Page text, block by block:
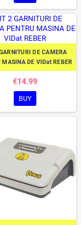
DE CAMERA
MASINA DE VIDat REBER
€14.99
BUY